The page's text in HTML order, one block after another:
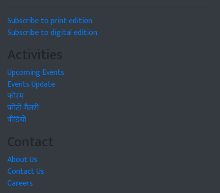
Subscribe to print edition
Subscribe to digital edition
Activities
Upcoming Events
Events Update
फोरम
फोटो गैलरी
वीडियो
Contact
About Us
Contact Us
Careers